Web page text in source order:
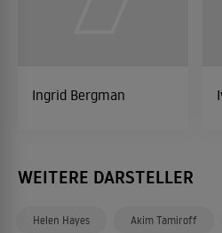
Ingrid Bergman
WEITERE DARSTELLER
Helen Hayes Akim Tamiroff